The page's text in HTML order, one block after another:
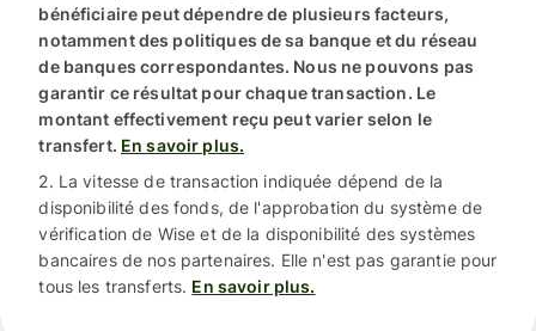
bénéficiaire peut dépendre de plusieurs facteurs,
notamment des politiques de sa banque et du réseau
de banques correspondantes. Nous ne pouvons pas
garantir ce résultat pour chaque transaction. Le
montant effectivement reçu peut varier selon le
transfert. En savoir plus.
2. La vitesse de transaction indiquée dépend de la
disponibilité des fonds, de l'approbation du système de
vérification de Wise et de la disponibilité des systèmes
bancaires de nos partenaires. Elle n'est pas garantie pour
tous les transferts. En savoir plus.